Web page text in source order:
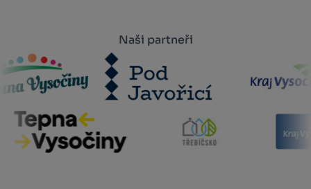
Naši partneři